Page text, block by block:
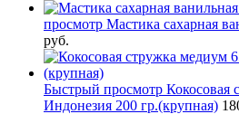
просмотр Мастика сахарная
руб.
Быстрый просмотр Кокосовая
Индонезия 200 гр.(крупная)